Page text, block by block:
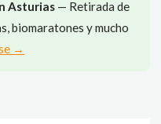
Asturias— Retirada de
biomaratones y mucho
→